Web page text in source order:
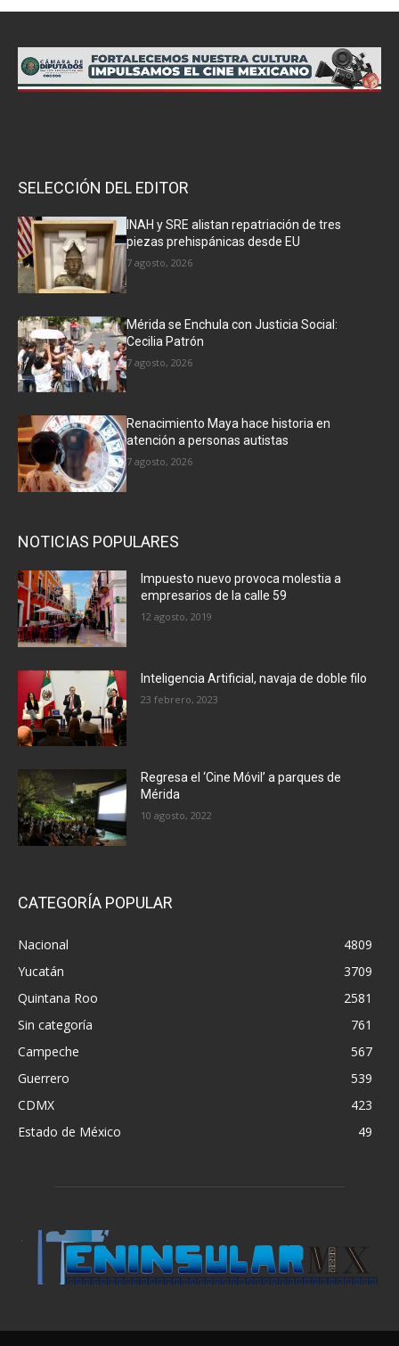
SELECCIÓN DEL EDITOR
INAH y SRE alistan repatriación de tres
piezas prehispánicas desde EU
7 agosto, 2026
Mérida se Enchula con Justicia Social:
Cecilia Patrón
7 agosto, 2026
Renacimiento Maya hace historia en
atención a personas autistas
7 agosto, 2026
NOTICIAS POPULARES
Impuesto nuevo provoca molestia a
empresarios de la calle 59
12 agosto, 2019
Inteligencia Artificial, navaja de doble filo
23 febrero, 2023
Regresa el ‘Cine Móvil’ a parques de
Mérida
10 agosto, 2022
CATEGORÍA POPULAR
Nacional
4809
Yucatán
3709
Quintana Roo
2581
Sin categoría
761
Campeche
567
Guerrero
539
CDMX
423
Estado de México
49